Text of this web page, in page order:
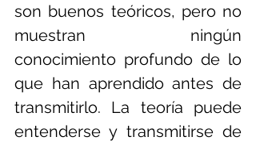
son buenos teóricos, pero no
muestran ningún
conocimiento profundo de lo
que han aprendido antes de
transmitirlo. La teoría puede
entenderse y transmitirse de